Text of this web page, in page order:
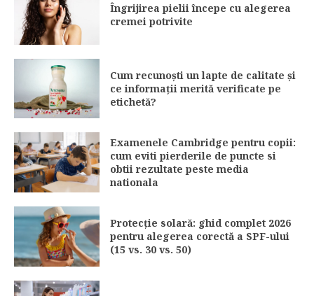
Îngrijirea pielii începe cu alegerea
cremei potrivite
Cum recunoști un lapte de calitate și
ce informații merită verificate pe
etichetă?
Examenele Cambridge pentru copii:
cum eviti pierderile de puncte si
obtii rezultate peste media
nationala
Protecție solară: ghid complet 2026
pentru alegerea corectă a SPF-ului
(15 vs. 30 vs. 50)